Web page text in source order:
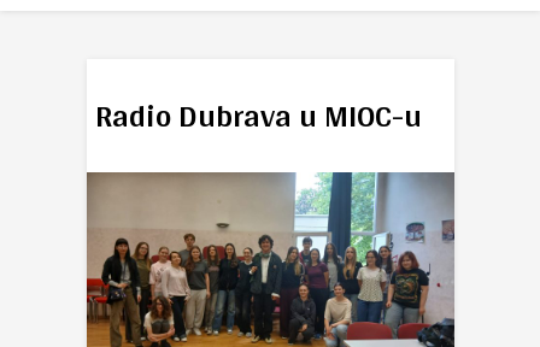
Radio Dubrava u MIOC-u